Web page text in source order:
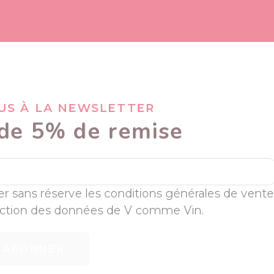
À LA NEWSLETTER
5% de remise
sans réserve les conditions générales de vente
des données de V comme Vin.